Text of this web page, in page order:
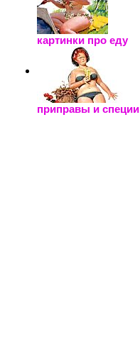
картинки про еду
приправы и специи